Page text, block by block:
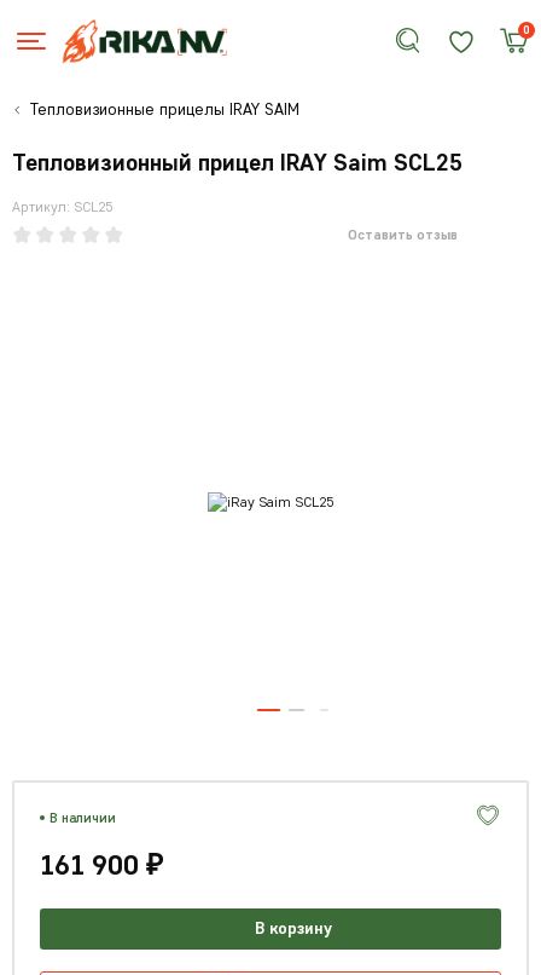
0
Тепловизионные прицелы IRAY SAIM
Тепловизионный прицел IRAY Saim SCL25
Артикул: SCL25
Оставить отзыв
В наличии
161 900 ₽
В корзину